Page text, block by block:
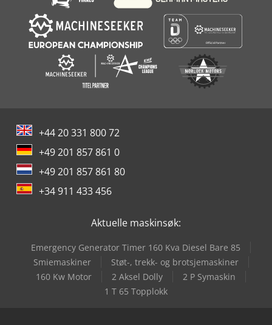
+44 20 331 800 72
+49 201 857 861 0
+49 201 857 861 80
+34 911 433 456
Aktuelle maskinsøk:
Emergency Generator Timer 160 Kva Diesel Bare 85
Smiemaskiner
Støt-, trekk- og brotsjemaskiner
160 Kw Motor
2 Aksel Dolly
2 P Symaskin
1 T 65 Topplokk